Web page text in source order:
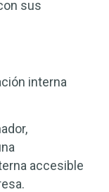
sus
accesible